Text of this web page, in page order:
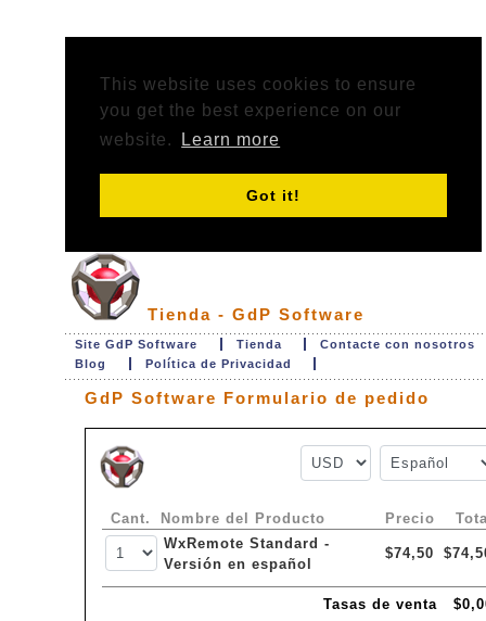
This website uses cookies to ensure
you get the best experience on our
website.
Learn more
Got it!
Tienda - GdP Software
Site GdP Software Tienda
Contacte con nosotros
Blog
Política de Privacidad
GdP Software Formulario de pedido
Cant. Nombre del Producto Precio
WxRemote Standard -
Versión en español
$74,50
Tasas de venta